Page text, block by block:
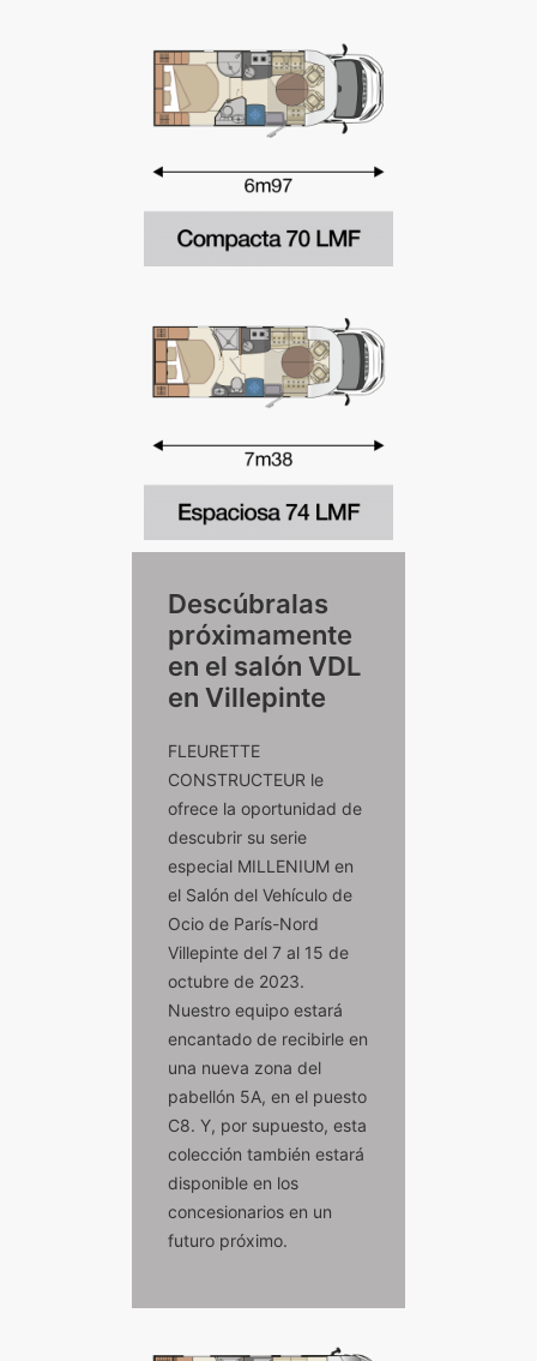
Descúbralas
próximamente
en el salón VDL
en Villepinte
FLEURETTE
CONSTRUCTEUR le
ofrece la oportunidad de
descubrir su serie
especial MILLENIUM en
el Salón del Vehículo de
Ocio de París-Nord
Villepinte del 7 al 15 de
octubre de 2023.
Nuestro equipo estará
encantado de recibirle en
una nueva zona del
pabellón 5A, en el puesto
C8. Y, por supuesto, esta
colección también estará
disponible en los
concesionarios en un
futuro próximo.